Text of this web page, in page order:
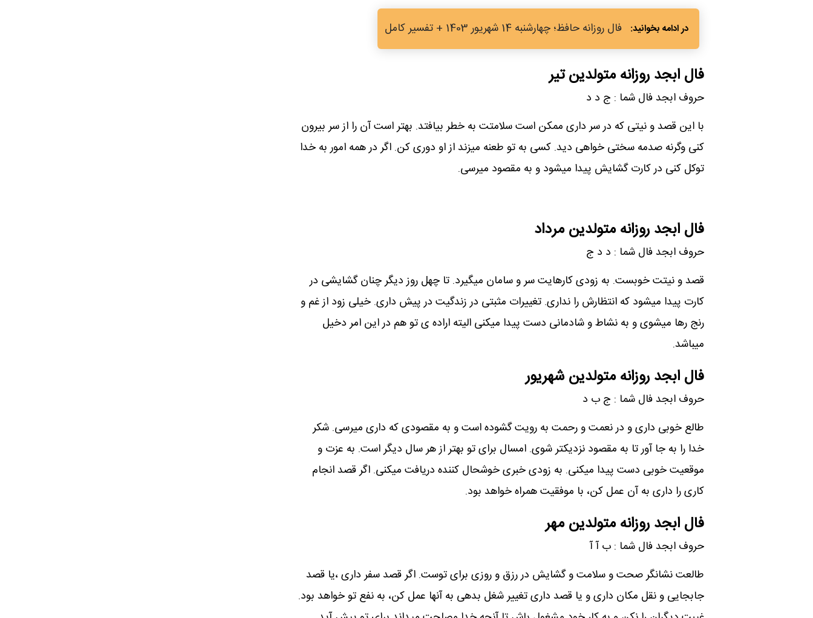
فال روزانه حافظ؛ چهارشنبه 14 شهریور 1403 + تفسیر کامل
فال ابجد روزانه متولدین تیر
حروف ابجد فال شما : ج د د
با این قصد و نیتی که در سر داری ممکن است سلامتت به خطر بیافتد. بهتر است آن را از سر بیرون
کنی وگرنه صدمه سختی خواهی دید. کسی به تو طعنه میزند از او دوری کن. اگر در همه امور به خدا
توکل کنی در کارت گشایش پیدا میشود و به مقصود میرسی.
فال ابجد روزانه متولدین مرداد
حروف ابجد فال شما : د د ج
قصد و نیتت خوبست. به زودی کارهایت سر و سامان میگیرد. تا چهل روز دیگر چنان گشایشی در
کارت پیدا میشود که انتظارش را نداری. تغییرات مثبتی در زندگیت در پیش داری. خیلی زود از غم و
رنج رها میشوی و به نشاط و شادمانی دست پیدا میکنی الیته اراده ی تو هم در این امر دخیل
میباشد.
فال ابجد روزانه متولدین شهریور
حروف ابجد فال شما : ج ب د
طالع خوبی داری و در نعمت و رحمت به رویت گشوده است و به مقصودی که داری میرسی. شکر
خدا را به جا آور تا به مقصود نزدیکتر شوی. امسال برای تو بهتر از هر سال دیگر است. به عزت و
موقعیت خوبی دست پیدا میکنی. به زودی خبری خوشحال کننده دریافت میکنی. اگر قصد انجام
کاری را داری به آن عمل کن، با موفقیت همراه خواهد بود.
فال ابجد روزانه متولدین مهر
حروف ابجد فال شما : ب آ آ
طالعت نشانگر صحت و سلامت و گشایش در رزق و روزی برای توست. اگر قصد سفر داری ،یا قصد
جابجایی و نقل مکان داری و یا قصد داری تغییر شغل بدهی به آنها عمل کن، به نفع تو خواهد بود.